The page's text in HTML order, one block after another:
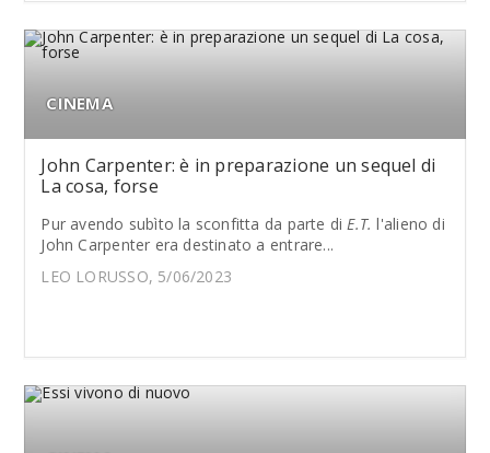
CINEMA
John Carpenter: è in preparazione un sequel di
La cosa, forse
Pur avendo subìto la sconfitta da parte diE.T. l'alieno di
John Carpenter era destinato a entrare...
LEO LORUSSO, 5/06/2023